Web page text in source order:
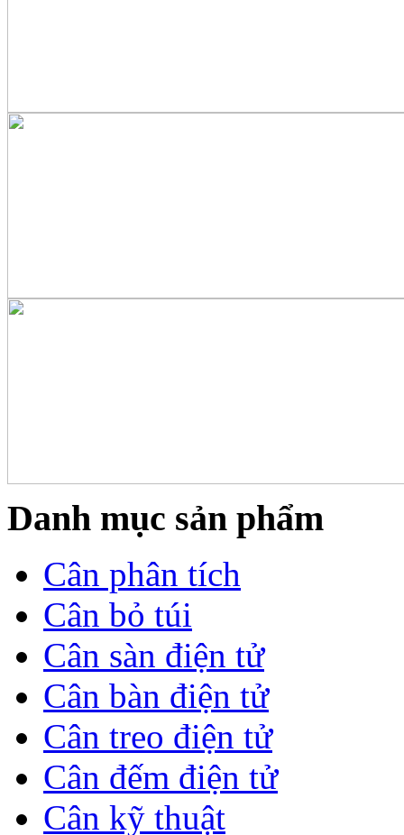
Danh mục sản phẩm
Cân phân tích
Cân bỏ túi
Cân sàn điện tử
Cân bàn điện tử
Cân treo điện tử
Cân đếm điện tử
Cân kỹ thuật